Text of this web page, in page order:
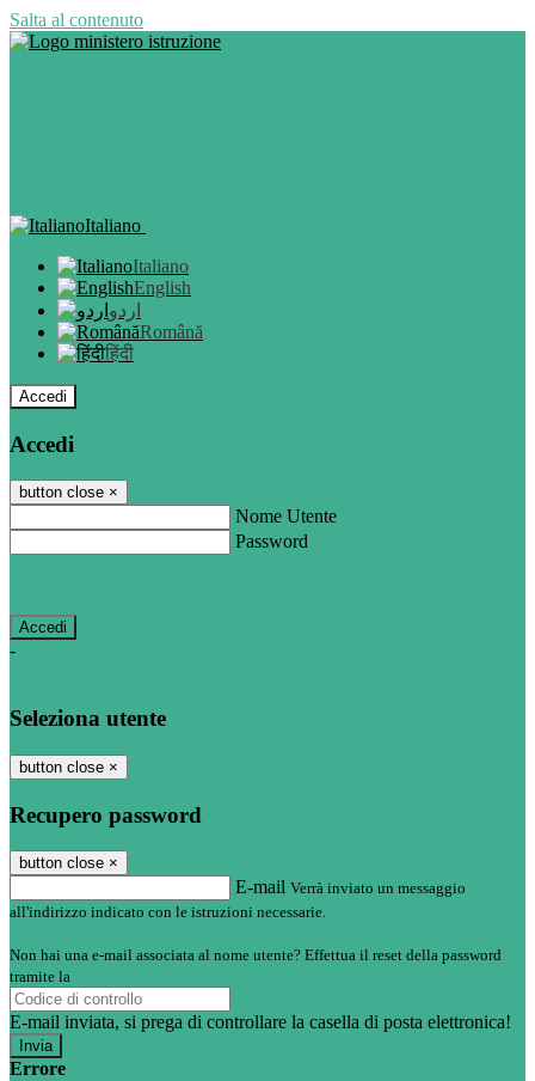
Salta al contenuto
Italiano
Italiano
English
اردو
Română
हिंदी
Accedi
Accedi
button close ×
Nome Utente
Password
-
Seleziona utente
button close ×
Recupero password
button close ×
E-mail Verrà inviato un messaggio
all'indirizzo indicato con le istruzioni necessarie.
Non hai una e-mail associata al nome utente? Effettua il reset della password
tramite la
E-mail inviata, si prega di controllare la casella di posta elettronica!
Errore